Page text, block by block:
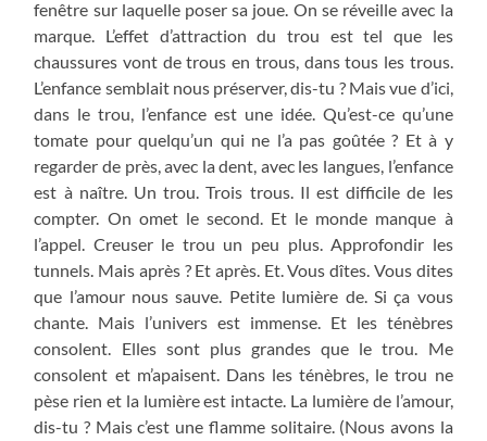
fenêtre sur laquelle poser sa joue. On se réveille avec la
marque. L’effet d’attraction du trou est tel que les
chaussures vont de trous en trous, dans tous les trous.
L’enfance semblait nous préserver, dis-tu ? Mais vue d’ici,
dans le trou, l’enfance est une idée. Qu’est-ce qu’une
tomate pour quelqu’un qui ne l’a pas goûtée ? Et à y
regarder de près, avec la dent, avec les langues, l’enfance
est à naître. Un trou. Trois trous. Il est difficile de les
compter. On omet le second. Et le monde manque à
l’appel. Creuser le trou un peu plus. Approfondir les
tunnels. Mais après ? Et après. Et. Vous dîtes. Vous dites
que l’amour nous sauve. Petite lumière de. Si ça vous
chante. Mais l’univers est immense. Et les ténèbres
consolent. Elles sont plus grandes que le trou. Me
consolent et m’apaisent. Dans les ténèbres, le trou ne
pèse rien et la lumière est intacte. La lumière de l’amour,
dis-tu ? Mais c’est une flamme solitaire. (Nous avons la